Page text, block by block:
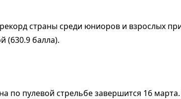
страны среди юниоров и взрослых
(630.9 балла).
по пулевой стрельбе завершится 16